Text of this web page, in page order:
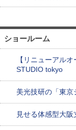
ショールーム
【リニューアル
STUDIO tokyo
美光技研の「東京
見せる体感型大